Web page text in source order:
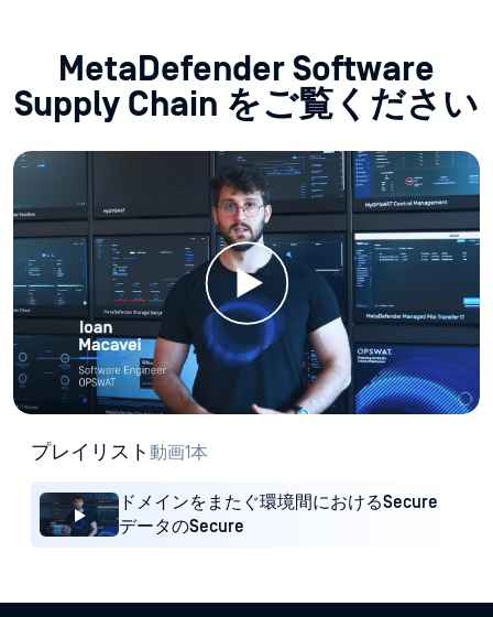
MetaDefender Software
Supply Chain をご覧ください
プレイリスト 動画1本
ドメインをまたぐ環境間におけるSecure
データのSecure